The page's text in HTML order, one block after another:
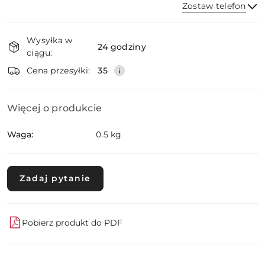
Zostaw telefon
i
dostawa
Wysyłka w
ciągu:
24 godziny
Cena przesyłki: 35
Więcej o produkcie
Waga: 0.5 kg
Zadaj pytanie
Pobierz produkt do PDF